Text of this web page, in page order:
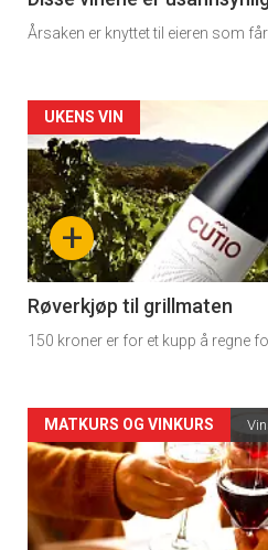
Årsaken er knyttet til eieren som
Forsiden
akkurat
nå
-
4
+
UKENS VIN
Røverkjøp til grillmaten
150 kroner er for et kupp å regne
Forsiden
akkurat
nå
MATKURS OG VINKURS